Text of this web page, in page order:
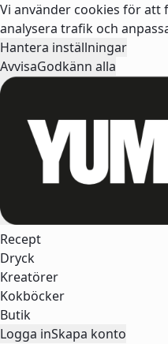
Vi använder cookies för att
analysera trafik och
Hantera inställningar
AvvisaGodkänn alla
Recept
Dryck
Kreatörer
Kokböcker
Butik
Logga inSkapa konto